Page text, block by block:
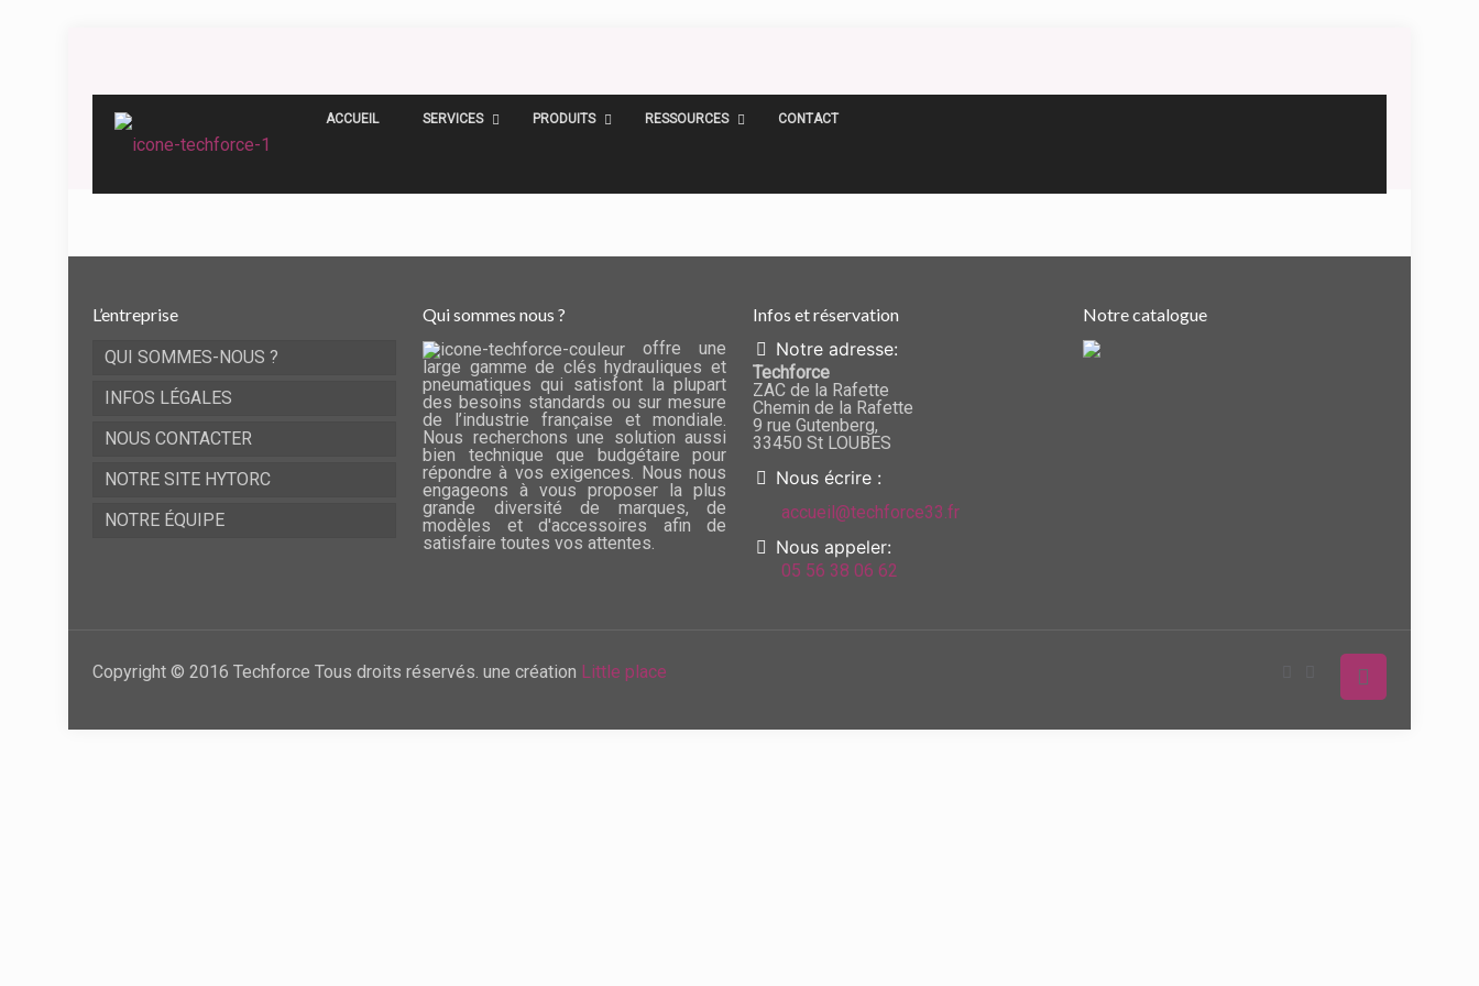
ACCUEIL SERVICES PRODUITS RESSOURCES CONTACT
L’entreprise
QUI SOMMES-NOUS ?
INFOS LÉGALES
NOUS CONTACTER
NOTRE SITE HYTORC
NOTRE ÉQUIPE
Qui sommes nous ?
offre une
large gamme de clés hydrauliques et
pneumatiques qui satisfont la plupart
des besoins standards ou sur mesure
de l’industrie française et mondiale.
Nous recherchons une solution aussi
bien technique que budgétaire pour
répondre à vos exigences. Nous nous
engageons à vous proposer la plus
grande diversité de marques, de
modèles et d'accessoires afin de
satisfaire toutes vos attentes.
Infos et réservation
Notre adresse:
Techforce
ZAC de la Rafette
Chemin de la Rafette
9 rue Gutenberg,
33450 St LOUBES
Nous écrire :
accueil@techforce33.fr
Nous appeler:
05 56 38 06 62
Notre catalogue
Copyright © 2016 Techforce Tous droits réservés. une création Little place